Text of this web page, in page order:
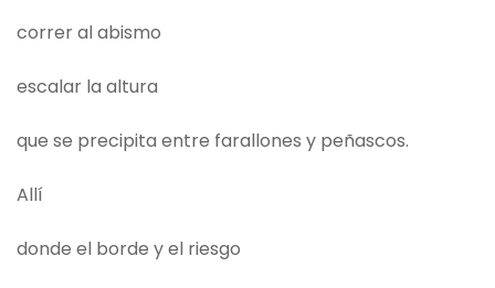
correr al abismo
escalar la altura
que se precipita entre farallones y peñascos.
Allí
donde el borde y el riesgo